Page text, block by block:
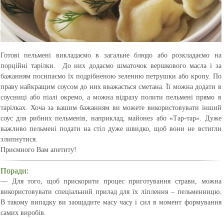
Готові пельмені викладаємо в загальне блюдо або розкладаємо на
порційні тарілки. До них додаємо шматочок вершкового масла і за
бажанням посипаємо їх подрібненою зеленню петрушки або кропу. По
праву найкращим соусом до них вважається сметана. Її можна додати в
соусниці або піалі окремо, а можна відразу полити пельмені прямо в
тарілках. Хоча за вашим бажанням ви можете використовувати інший
соус для рибних пельменів, наприклад, майонез або «Тар-тар». Дуже
важливо пельмені подати на стіл дуже швидко, щоб вони не встигли
злипнутися.
Приємного Вам апетиту!
Поради:
— Для того, щоб прискорити процес приготування страви, можна
використовувати спеціальний прилад для їх ліплення – пельменницю.
В такому випадку ви заощадите масу часу і сил в момент формування
самих виробів.